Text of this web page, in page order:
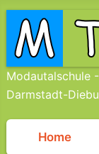
Modautalschule
Darmstadt-
Home